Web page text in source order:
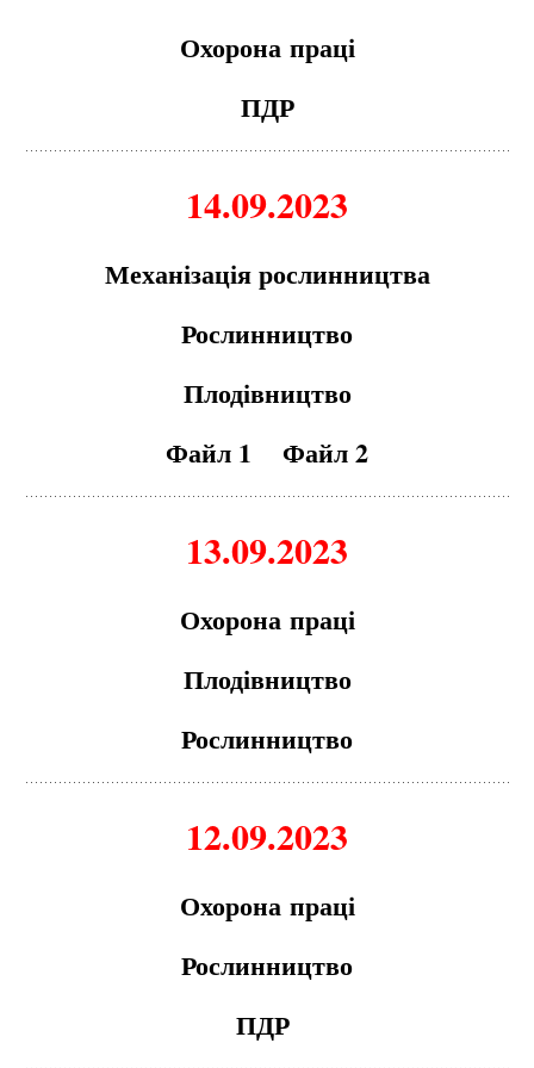
Охоронапраці
ПДР
14.09.2023
Механізація рослинництва
Рослинництво
Плодівництво
Файл 1
Файл 2
13.09.2023
Охоронапраці
Плодівництво
Рослинництво
12.09.2023
Охоронапраці
Рослинництво
ПДР